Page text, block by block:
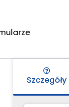
Szczegóły